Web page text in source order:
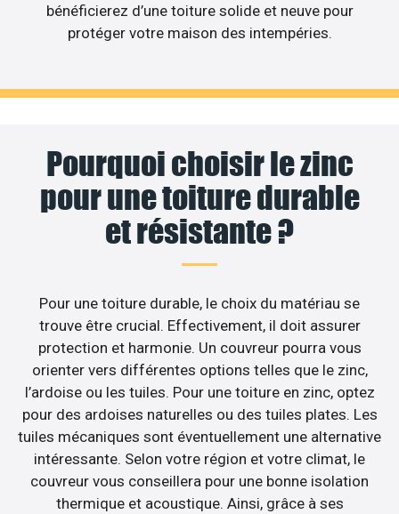
bénéficierez d’une toiture solide et neuve pour
protéger votre maison des intempéries.
Pourquoi choisir le zinc
pour une toiture durable
et résistante ?
Pour une toiture durable, le choix du matériau se
trouve être crucial. Effectivement, il doit assurer
protection et harmonie. Un couvreur pourra vous
orienter vers différentes options telles que le zinc,
l’ardoise ou les tuiles. Pour une toiture en zinc, optez
pour des ardoises naturelles ou des tuiles plates. Les
tuiles mécaniques sont éventuellement une alternative
intéressante. Selon votre région et votre climat, le
couvreur vous conseillera pour une bonne isolation
thermique et acoustique. Ainsi, grâce à ses